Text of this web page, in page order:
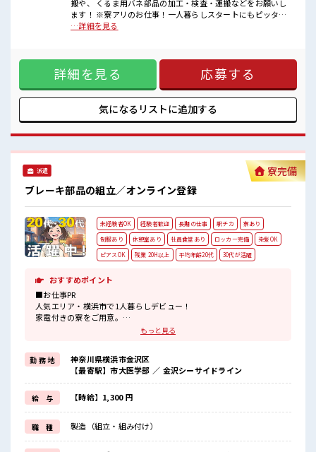
残業もあるからシッカリ稼げます。
キバツ過ぎはNGですが髪のカラー&ピアスOK♪
搬や、 くるま用バネ部品の加工・検査・運搬などをお願いし
ます！ ※寮アリのお仕事！一人暮らしスタートにもピッタリ
♪ ■お仕事PR 人気エリア・横浜市で1人暮らしデビュー！ 家
う大手メーカー。 工場内は自動化が進んでいるため様々なキ
カイがあります。 他にもプリペイド式の大きな食堂があり！
さらに便利な売店も付いてます♪ ロッカーも着替え用と現場
と1人につき2つを貸出中。 そして1番は最寄駅から徒歩5分と
いう好立地！ 寮から電車で仕事に向かって駅についたら降り
てすぐ！ ■職場の雰囲気 ≪20代・30代の方活躍中≫ 残業も
ー&ピアスOK♪ 社員食堂・ロッカー・休憩室完備！ #ryo
…詳細を見る
詳細を見る 応募する
気になるリストに追加する
派遣
ブレーキ部品の組立／オンライン登録
寮完備
未経験者OK 経験者歓迎 長期の仕事 駅チカ
寮あり
制服あり
休憩室あり 社員食堂あり ロッカー完備
染髪OK
ピアスOK
残業 20H以上 平均年齢20代 30代が活躍
おすすめポイント
■お仕事PR
人気エリア・横浜市で1人暮らしデビュー！
家電付きの寮をご用意。
現地までの赴任交通費も規定支給します。
主に車の部品を取り扱う大手メーカー。
工場内は自動化が進んでいるため様々なキカイがあります。
他にもプリペイド式の大きな食堂があり！
さらに便利な売店も付いてます♪
ロッカーも着替え用と現場と1人につき2つを貸出中。
そして1番は最寄駅から徒歩5分という好立地！
寮から電車で仕事に向かって駅についたら降りてすぐ！
■職場の雰囲気
もっと見る
勤 務 地
神奈川県横浜市金沢区
【最寄駅】市大医学部 ／ 金沢シーサイドライン
給 与 【時給】1,300 円
職 種 製造（組立・組み付け）